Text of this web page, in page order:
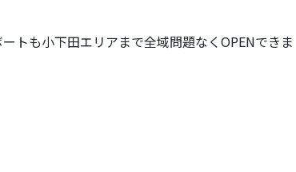
トも小下田エリアまで全域問題なくOPENできま